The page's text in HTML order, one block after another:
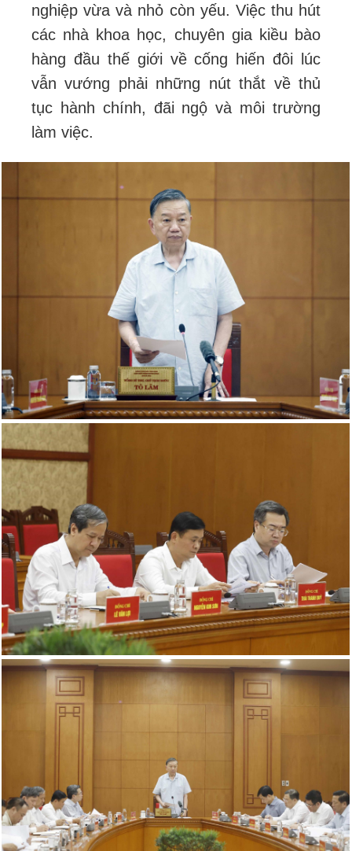
nghiệp vừa và nhỏ còn yếu. Việc thu hút
các nhà khoa học, chuyên gia kiều bào
hàng đầu thế giới về cống hiến đôi lúc
vẫn vướng phải những nút thắt về thủ
tục hành chính, đãi ngộ và môi trường
làm việc.